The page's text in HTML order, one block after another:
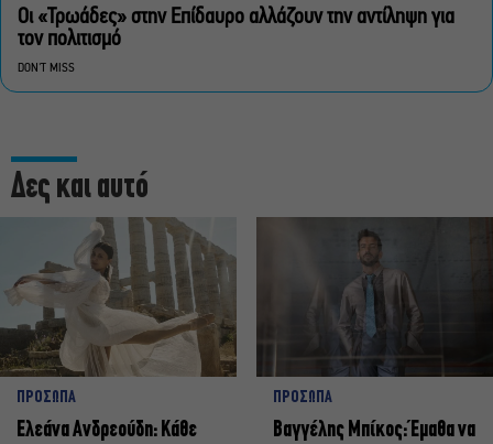
Οι «Τρωάδες» στην Επίδαυρο αλλάζουν την αντίληψη για
τον πολιτισμό
DON'T MISS
Δες και αυτό
ΠΡΟΣΩΠΑ
Ελεάνα Ανδρεούδη: Κάθε
ΠΡΟΣΩΠΑ
Βαγγέλης Μπίκος: Έμαθα να